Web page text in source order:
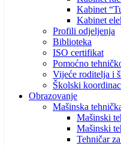
Kabinet
Kabinet
Profili odjeljenja
Biblioteka
ISO certifikat
Pomoćno
Vijeće roditelja i
Školski
Obrazovanje
Mašinska
Mašinski
Mašinski
Tehničar